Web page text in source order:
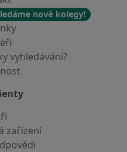
nové kolegy!
vyhledávání?
zařízení